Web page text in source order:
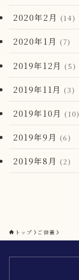
2020年2月 (14)
2020年1月 (7)
2019年12月 (5)
2019年11月 (3)
2019年10月 (10)
2019年9月 (6)
2019年8月 (2)
トップ ご供養